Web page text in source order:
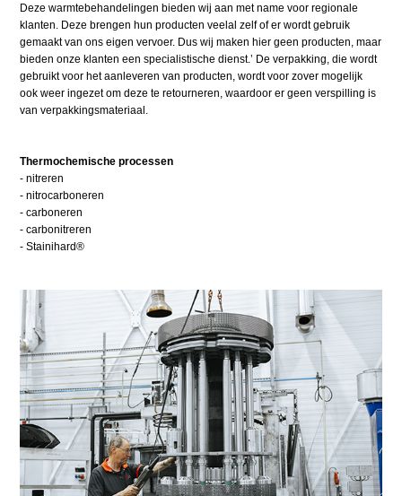
Deze warmtebehandelingen bieden wij aan met name voor regionale
klanten. Deze brengen hun producten veelal zelf of er wordt gebruik
gemaakt van ons eigen vervoer. Dus wij maken hier geen producten, maar
bieden onze klanten een specialistische dienst.’ De verpakking, die wordt
gebruikt voor het aanleveren van producten, wordt voor zover mogelijk
ook weer ingezet om deze te retourneren, waardoor er geen verspilling is
van verpakkingsmateriaal.
Thermochemische processen
- nitreren
- nitrocarboneren
- carboneren
- carbonitreren
- Stainihard®